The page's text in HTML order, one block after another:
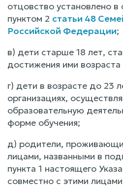
отцовство установлено в
пунктом 2 статьи 48
Российской Федерации;
в) дети старше 18 лет,
достижения ими возраста
г) дети в возрасте до 23
организациях,
образовательную
форме обучения;
д) родители,
лицами, названными в
пункта 1 настоящего
совместно с этими